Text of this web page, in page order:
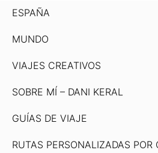
ESPAÑA
MUNDO
VIAJES CREATIVOS
SOBRE MÍ – DANI KERAL
GUÍAS DE VIAJE
RUTAS PERSONALIZADAS POR